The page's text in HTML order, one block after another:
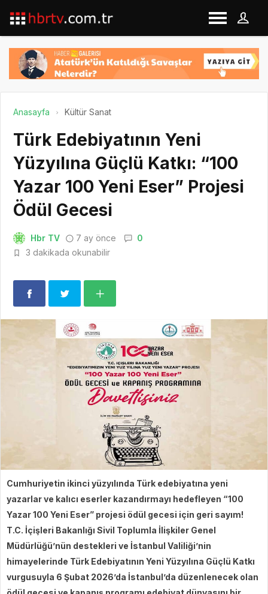
Anasayfa Kültür Sanat
Türk Edebiyatının Yeni
Yüzyılına Güçlü Katkı: “100
Yazar 100 Yeni Eser” Projesi
Ödül Gecesi
Hbr TV 7 ay önce
0
3 dakikada okunabilir
Cumhuriyetin ikinci yüzyılında Türk edebiyatına yeni
yazarlar ve kalıcı eserler kazandırmayı hedefleyen “100
Yazar 100 Yeni Eser” projesi ödül gecesi için geri sayım!
T.C. İçişleri Bakanlığı Sivil Toplumla İlişkiler Genel
Müdürlüğü’nün destekleri ve İstanbul Valiliği’nin
himayelerinde Türk Edebiyatının Yeni Yüzyılına Güçlü Katkı
vurgusuyla 6 Şubat 2026’da İstanbul’da düzenlenecek olan